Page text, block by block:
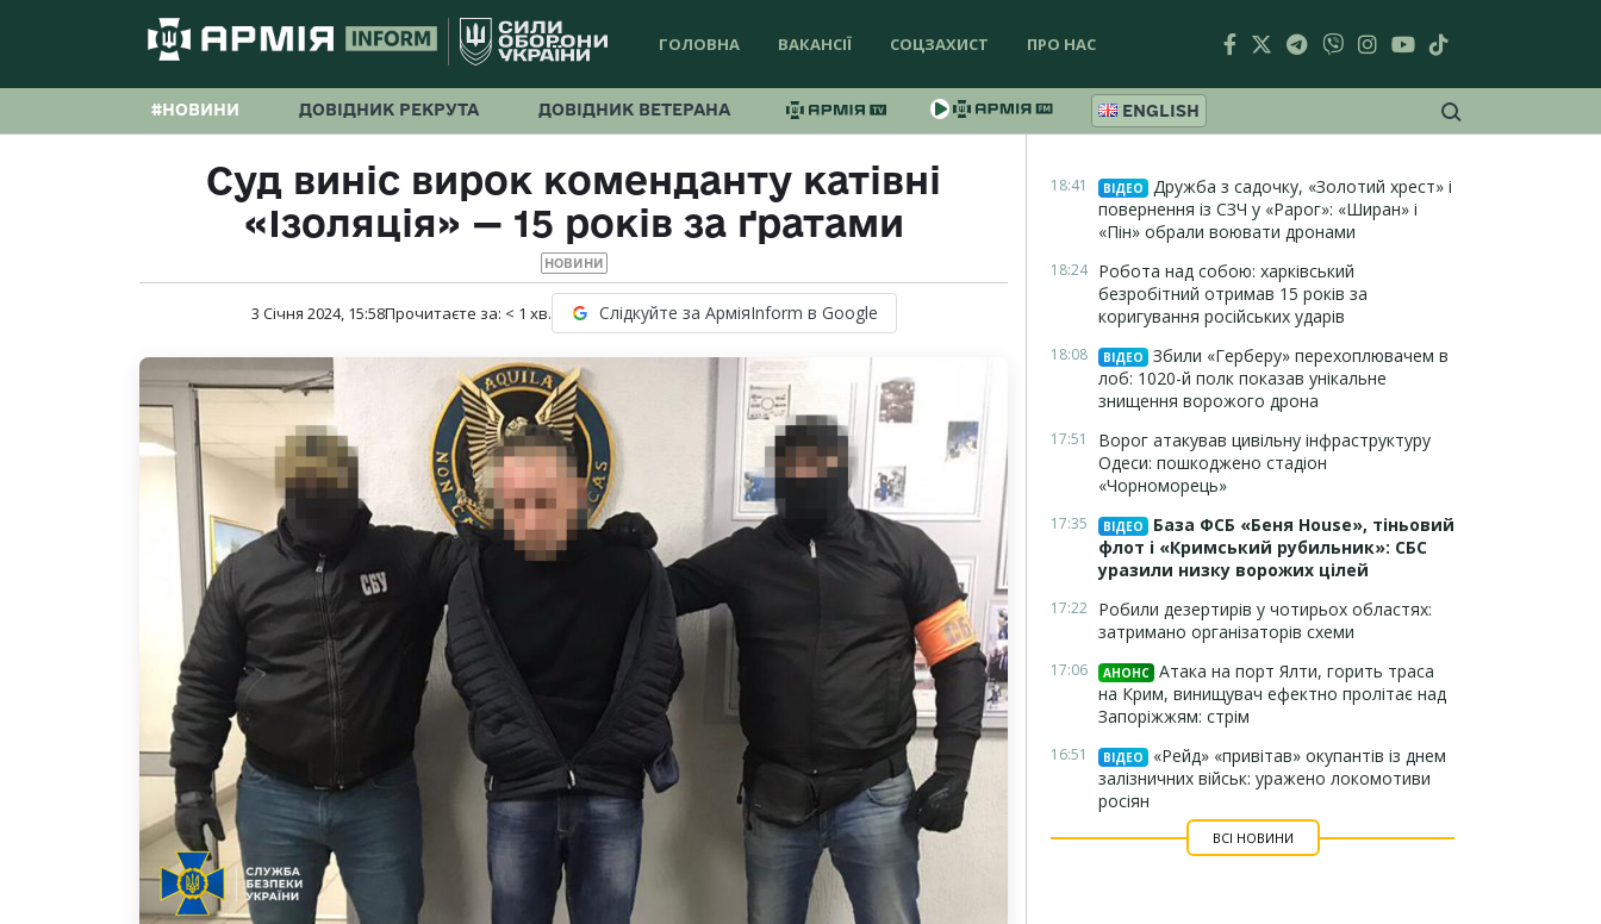
ГОЛОВНА ВАКАНСІЇ СОЦЗАХИСТ ПРО НАС
#НОВИНИ ДОВІДНИК РЕКРУТА ДОВІДНИК ВЕТЕРАНА ENGLISH
Суд виніс вирок коменданту катівні
«Ізоляція» — 15 років за ґратами
НОВИНИ
3 Січня 2024, 15:58Прочитаєте за: < 1 хв. Слідкуйте за АрміяInform в Google
18:41 ВІДЕО
Дружба з садочку, «Золотий хрест» і
повернення із СЗЧ у «Рарог»: «Ширан» і
«Пін» обрали воювати дронами
18:24 Робота над собою: харківський
безробітний отримав 15 років за
коригування російських ударів
18:08 ВІДЕО
Збили «Герберу» перехоплювачем в
лоб: 1020-й полк показав унікальне
знищення ворожого дрона
17:51
Ворог атакував цивільну інфраструктуру
Одеси: пошкоджено стадіон
«Чорноморець»
17:35 ВІДЕО
База ФСБ «Беня House», тіньовий
флот і «Кримський рубильник»: СБС
уразили низку ворожих цілей
17:22 Робили дезертирів у чотирьох областях:
затримано організаторів схеми
17:06 АНОНС Атака на порт Ялти, горить траса
на Крим, винищувач ефектно пролітає над
Запоріжжям: стрім
16:51 ВІДЕО
«Рейд» «привітав» окупантів із днем
залізничних військ: уражено локомотиви
росіян
ВСІ НОВИНИ